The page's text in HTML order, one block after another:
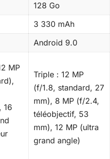
128 Go
3 330 mAh
Android 9.0
MP
16
Triple : 12 MP
(f/1.8, standard, 27
mm), 8 MP (f/2.4,
téléobjectif, 53
mm), 12 MP (ultra
grand angle)